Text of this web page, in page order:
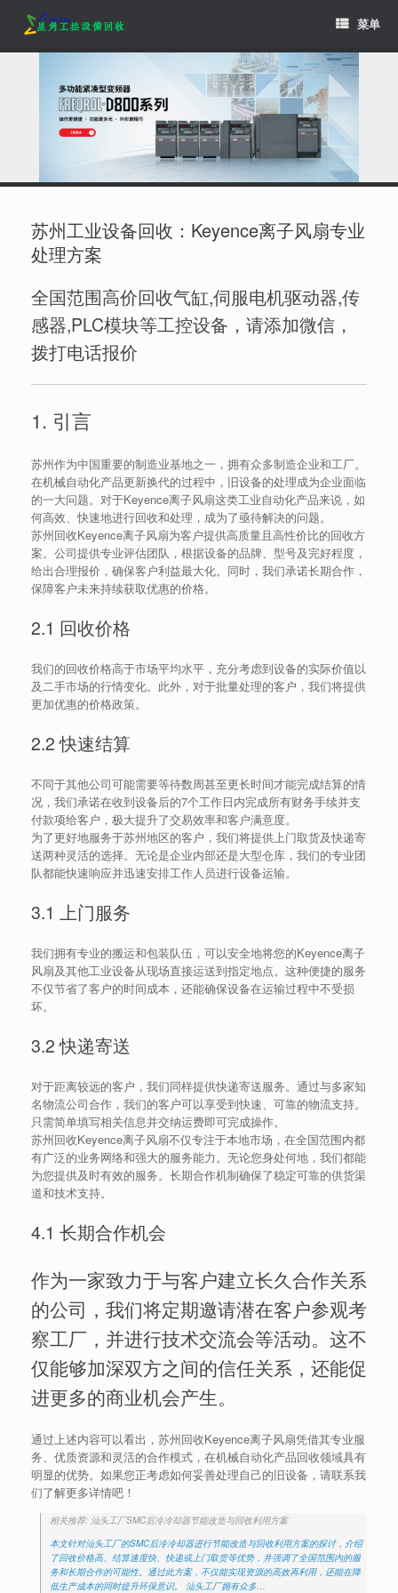
content
菜单
苏州工业设备回收：Keyence离子风扇专业
处理方案
全国范围高价回收气缸,伺服电机驱动器,传
感器,PLC模块等工控设备，请添加微信，
拨打电话报价
1. 引言
苏州作为中国重要的制造业基地之一，拥有众多制造企业和工厂。
在机械自动化产品更新换代的过程中，旧设备的处理成为企业面临
的一大问题。对于Keyence离子风扇这类工业自动化产品来说，如
何高效、快速地进行回收和处理，成为了亟待解决的问题。
苏州回收Keyence离子风扇为客户提供高质量且高性价比的回收方
案。公司提供专业评估团队，根据设备的品牌、型号及完好程度，
给出合理报价，确保客户利益最大化。同时，我们承诺长期合作，
保障客户未来持续获取优惠的价格。
2.1 回收价格
我们的回收价格高于市场平均水平，充分考虑到设备的实际价值以
及二手市场的行情变化。此外，对于批量处理的客户，我们将提供
更加优惠的价格政策。
2.2 快速结算
不同于其他公司可能需要等待数周甚至更长时间才能完成结算的情
况，我们承诺在收到设备后的7个工作日内完成所有财务手续并支
付款项给客户，极大提升了交易效率和客户满意度。
为了更好地服务于苏州地区的客户，我们将提供上门取货及快递寄
送两种灵活的选择。无论是企业内部还是大型仓库，我们的专业团
队都能快速响应并迅速安排工作人员进行设备运输。
3.1 上门服务
我们拥有专业的搬运和包装队伍，可以安全地将您的Keyence离子
风扇及其他工业设备从现场直接运送到指定地点。这种便捷的服务
不仅节省了客户的时间成本，还能确保设备在运输过程中不受损
坏。
3.2 快递寄送
对于距离较远的客户，我们同样提供快递寄送服务。通过与多家知
名物流公司合作，我们的客户可以享受到快速、可靠的物流支持。
只需简单填写相关信息并交纳运费即可完成操作。
苏州回收Keyence离子风扇不仅专注于本地市场，在全国范围内都
有广泛的业务网络和强大的服务能力。无论您身处何地，我们都能
为您提供及时有效的服务。长期合作机制确保了稳定可靠的供货渠
道和技术支持。
4.1 长期合作机会
作为一家致力于与客户建立长久合作关系
的公司，我们将定期邀请潜在客户参观考
察工厂，并进行技术交流会等活动。这不
仅能够加深双方之间的信任关系，还能促
进更多的商业机会产生。
通过上述内容可以看出，苏州回收Keyence离子风扇凭借其专业服
务、优质资源和灵活的合作模式，在机械自动化产品回收领域具有
明显的优势。如果您正考虑如何妥善处理自己的旧设备，请联系我
们了解更多详情吧！
相关推荐: 汕头工厂SMC后冷冷却器节能改造与回收利用方案
本文针对汕头工厂的SMC后冷冷却器进行节能改造与回收利用方案的探讨，介绍
了回收价格高、结算速度快、快递或上门取货等优势，并强调了全国范围内的服
务和长期合作的可能性。通过此方案，不仅能实现资源的高效再利用，还能在降
低生产成本的同时提升环保意识。 汕头工厂拥有众多…